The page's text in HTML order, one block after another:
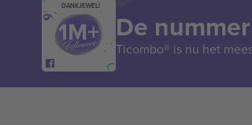
DANKJEWEL!
De
Ticombo® is nu het